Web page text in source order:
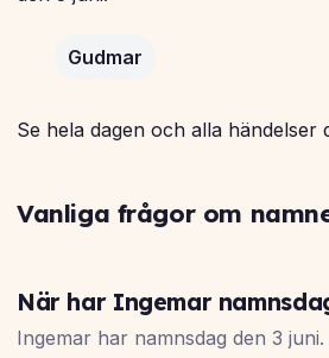
Gudmar
Se hela dagen och alla händelser
Vanliga frågor om
När har Ingemar
Ingemar har namnsdag den 3